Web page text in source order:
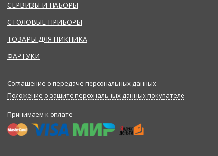
СЕРВИЗЫ И НАБОРЫ
СТОЛОВЫЕ ПРИБОРЫ
ТОВАРЫ ДЛЯ ПИКНИКА
ФАРТУКИ
Соглашение о передаче персональных данных
Положение о защите персональных данных покупателе
Принимаем к оплате